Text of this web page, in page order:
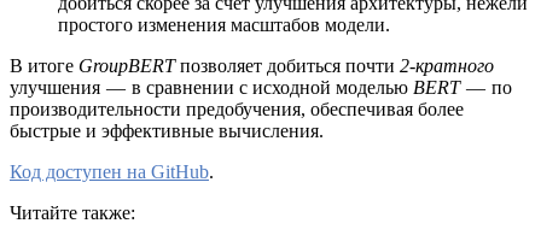
простого изменения масштабов модели.
В итоге GroupBERTпозволяет добиться почти 2-кратного
улучшения — в сравнении с исходной моделью BERT — по
производительности предобучения, обеспечивая более
быстрые и эффективные вычисления.
Код доступен на GitHub.
Читайте также: